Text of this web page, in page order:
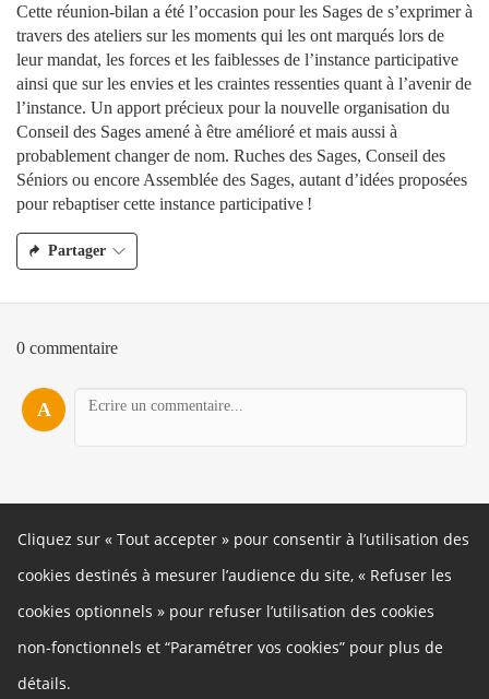
Cette réunion-bilan a été l’occasion pour les Sages de s’exprimer à
travers des ateliers sur les moments qui les ont marqués lors de
leur mandat, les forces et les faiblesses de l’instance participative
ainsi que sur les envies et les craintes ressenties quant à l’avenir de
l’instance. Un apport précieux pour la nouvelle organisation du
Conseil des Sages amené à être amélioré et mais aussi à
probablement changer de nom. Ruches des Sages, Conseil des
Séniors ou encore Assemblée des Sages, autant d’idées proposées
pour rebaptiser cette instance participative !
Partager
0 commentaire
A
Cliquez sur « Tout accepter » pour consentir à l’utilisation des
cookies destinés à mesurer l’audience du site, « Refuser les
cookies optionnels » pour refuser l’utilisation des cookies
non-fonctionnels et “Paramétrer vos cookies” pour plus de
détails.
À propos
Autres liens
Cookies Gestion des cookies
Politique de confidentialité